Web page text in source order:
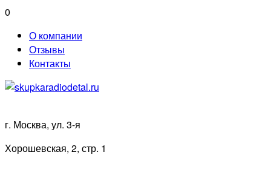
Перейти
содержимому
0
О компании
Отзывы
Контакты
г. Москва, ул. 3-я
Хорошевская, 2, стр. 1